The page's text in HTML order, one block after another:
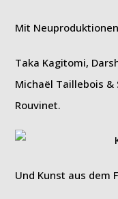
Mit
Taka Kagitomi,
Michaël Taillebois &
Rouvinet.
Und Kunst aus dem